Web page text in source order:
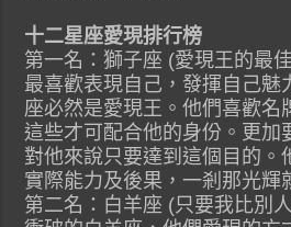
十二星座愛現排行榜
第一名：獅子座 (愛現王的最
最喜歡表現自己，發揮自己魅
座必然是愛現王。他們喜歡名
這些才可配合他的身份。更加
對他來說只要達到這個目的。
實際能力及後果，一剎那光輝
第二名：白羊座 (只要我比別